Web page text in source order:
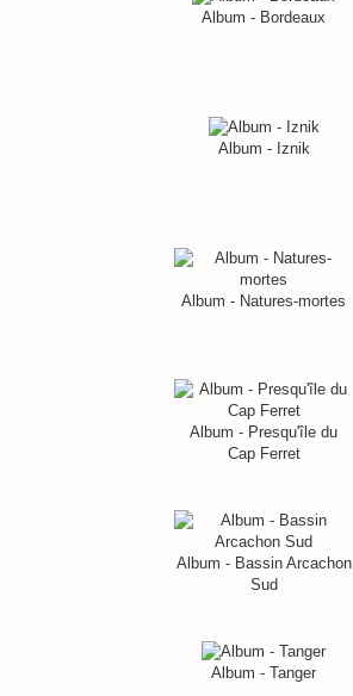
Album - Bordeaux
Album - Iznik
Album - Natures-mortes
Album - Presqu'île du
Cap Ferret
Album - Bassin Arcachon
Sud
Album - Tanger